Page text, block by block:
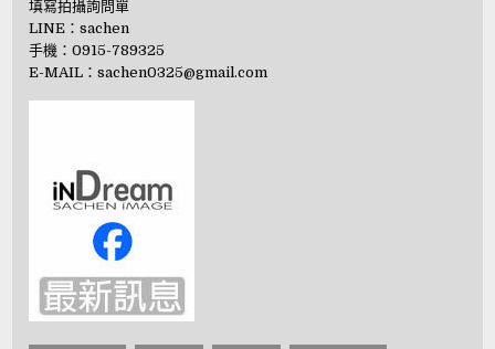
填寫拍攝詢問單
LINE：sachen
手機：0915-789325
E-MAIL：sachen0325@gmail.com